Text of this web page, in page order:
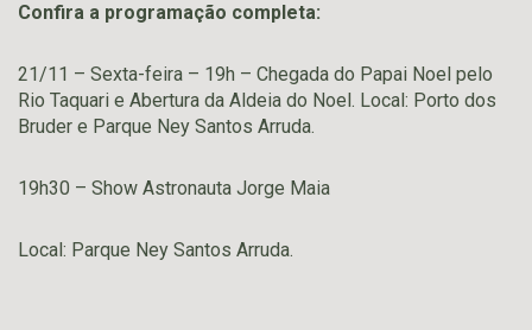
Confira a programação completa:
21/11 – Sexta-feira – 19h – Chegada do Papai Noel pelo
Rio Taquari e Abertura da Aldeia do Noel. Local: Porto dos
Bruder e Parque Ney Santos Arruda.
19h30 – Show Astronauta Jorge Maia
Local: Parque Ney Santos Arruda.